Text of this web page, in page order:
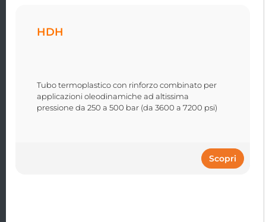
HDH
Tubo termoplastico con rinforzo combinato per
applicazioni oleodinamiche ad altissima
pressione da 250 a 500 bar (da 3600 a 7200 psi)
Scopri